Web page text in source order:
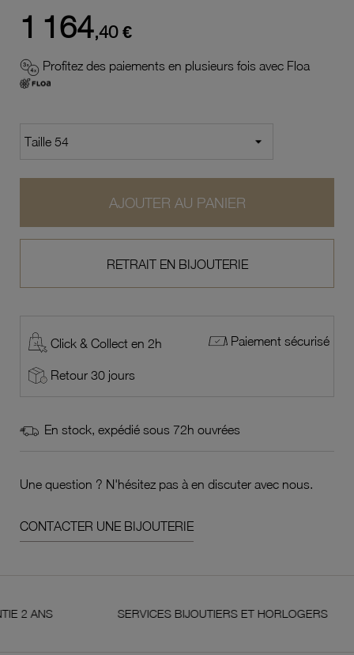
1 164,40 €
Profitez des paiements en plusieurs fois avec Floa
AJOUTER AU PANIER
RETRAIT EN BIJOUTERIE
Click & Collect en 2h Paiement sécurisé
Retour 30 jours
En stock, expédié sous 72h ouvrées
Une question ? N'hésitez pas à en discuter avec nous.
CONTACTER UNE BIJOUTERIE
SERVICES BIJOUTIERS ET HORLOGERS